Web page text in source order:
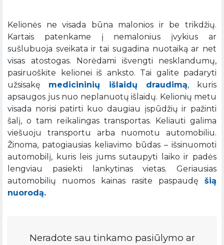
Kelionės ne visada būna malonios ir be trikdžių.
Kartais patenkame į nemalonius įvykius ar
sušlubuoja sveikata ir tai sugadina nuotaiką ar net
visas atostogas. Norėdami išvengti nesklandumų,
pasiruoškite kelionei iš anksto. Tai galite padaryti
užsisakę medicininių išlaidų draudimą, kuris
apsaugos jus nuo neplanuotų išlaidų. Kelionių metu
visada norisi patirti kuo daugiau įspūdžių ir pažinti
šalį, o tam reikalingas transportas. Keliauti galima
viešuoju transportu arba nuomotu automobiliu.
Žinoma, patogiausias keliavimo būdas – išsinuomoti
automobilį, kuris leis jums sutaupyti laiko ir padės
lengviau pasiekti lankytinas vietas. Geriausias
automobilių nuomos kainas rasite paspaudę šią
nuorodą.
Neradote sau tinkamo pasiūlymo ar